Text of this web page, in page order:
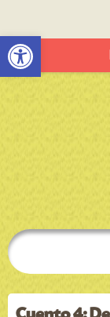
Abrir barra de